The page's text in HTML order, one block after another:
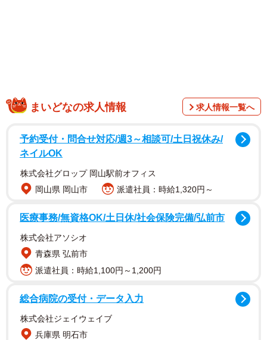
心配性な母は大慌て！（ゆう｜ノープロブレムキャットさん提供）
届いた、LINEから始まります。メッセージの送り主は娘の
ゆうさんで、「ネギと間違えて指を切ってしまったから、
病院まで迎えに来てほしい」とのこと。このメッセージを
見た母は、極度の心配性のためびっくりします。
まいどなの求人情報 求人情報一覧へ
予約受付・問合せ対応/週3～相談可/土日祝休み/
ネイルOK
株式会社グロップ 岡山駅前オフィス
岡山県 岡山市
派遣社員：時給1,320円～
医療事務/無資格OK/土日休/社会保険完備/弘前市
株式会社アソシオ
青森県 弘前市
派遣社員：時給1,100円～1,200円
総合病院の受付・データ入力
株式会社ジェイウェイブ
兵庫県 明石市